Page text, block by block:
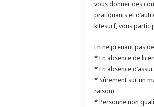
vous donner des
pratiquants et
kitesurf, vous
En ne prenant pas
* En absence de
* En absence
* Sûrement sur un
raison)
* Personne non